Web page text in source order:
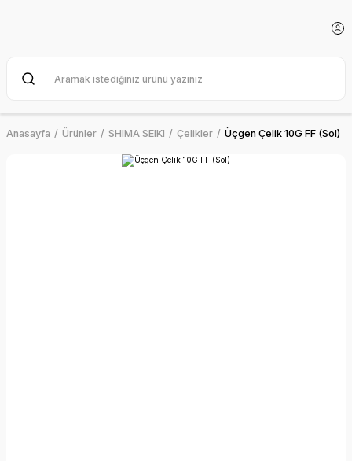
Anasayfa Ürünler SHIMA SEIKI Çelikler Üçgen Çelik 10G FF (Sol)